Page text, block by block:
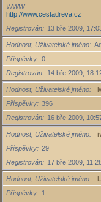
WWW
http://www.cestadreva.cz
Registrován
13 bře 2009,
Hodnost, Uživatelské jméno
Příspěvky
0
Registrován
14 bře 2009,
Hodnost, Uživatelské jméno
Příspěvky
396
Registrován
16 bře 2009,
Hodnost, Uživatelské jméno
Příspěvky
29
Registrován
17 bře 2009,
Hodnost, Uživatelské jméno
Příspěvky
1